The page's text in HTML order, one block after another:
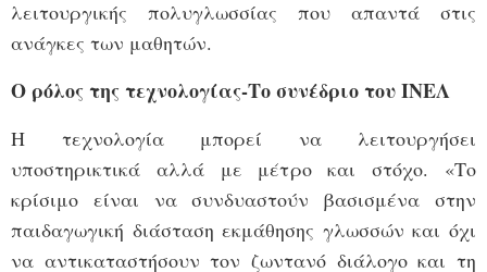
λειτουργικής πολυγλωσσίας που απαντά στις
ανάγκες των μαθητών.
Ο ρόλος της τεχνολογίας-Το συνέδριο του ΙΝΕΛ
Η τεχνολογία μπορεί να λειτουργήσει
υποστηρικτικά αλλά με μέτρο και στόχο. «Το
κρίσιμο είναι να συνδυαστούν βασισμένα στην
παιδαγωγική διάσταση εκμάθησης γλωσσών και όχι
να αντικαταστήσουν τον ζωντανό διάλογο και τη